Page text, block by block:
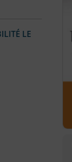
LE